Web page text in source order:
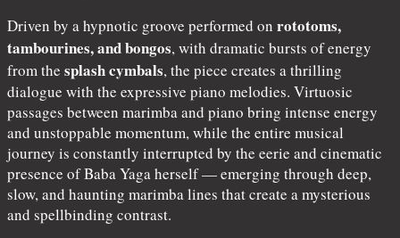
Driven by a hypnotic groove performed on rototoms,
tambourines, and bongos, with dramatic bursts of energy
from the splash cymbals, the piece creates a thrilling
dialogue with the expressive piano melodies. Virtuosic
passages between marimba and piano bring intense energy
and unstoppable momentum, while the entire musical
journey is constantly interrupted by the eerie and cinematic
presence of Baba Yaga herself — emerging through deep,
slow, and haunting marimba lines that create a mysterious
and spellbinding contrast.